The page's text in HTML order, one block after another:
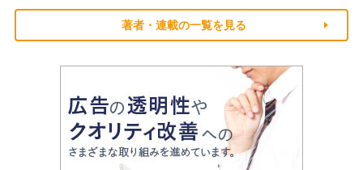
著者・連載の一覧を見る